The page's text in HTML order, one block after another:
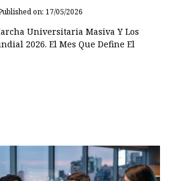
on: 17/05/2026
Universitaria Masiva Y Los
2026. El Mes Que Define El